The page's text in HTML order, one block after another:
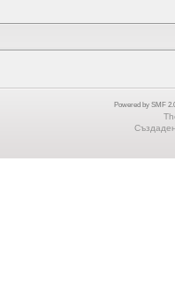
Powered by SMF